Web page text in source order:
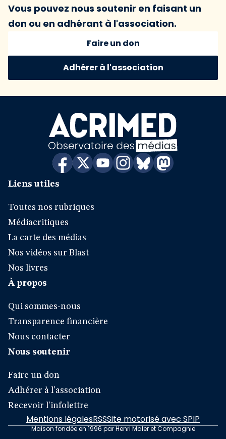
Vous pouvez nous soutenir en faisant un
don ou en adhérant à l'association.
Faire un don
Adhérer à l'association
Liens utiles
Toutes nos rubriques
Médiacritiques
La carte des médias
Nos vidéos sur Blast
Nos livres
À propos
Qui sommes-nous
Transparence financière
Nous contacter
Nous soutenir
Faire un don
Adhérer à l'association
Recevoir l'infolettre
Mentions légalesRSSSite motorisé avec SPIP
Maison fondée en 1996 par Henri Maler et Compagnie